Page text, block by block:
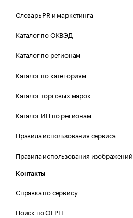
Словарь PR и маркетинга
Каталог по ОКВЭД
Каталог по регионам
Каталог по категориям
Каталог торговых марок
Каталог ИП по регионам
Правила использования сервиса
Правила использования изображений
Контакты
Справка по сервису
Поиск по ОГРН